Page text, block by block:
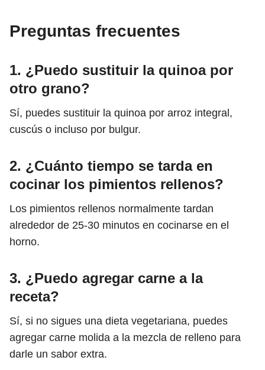
Preguntas frecuentes
1. ¿Puedo sustituir la quinoa por
otro grano?
Sí, puedes sustituir la quinoa por arroz integral,
cuscús o incluso por bulgur.
2. ¿Cuánto tiempo se tarda en
cocinar los pimientos rellenos?
Los pimientos rellenos normalmente tardan
alrededor de 25-30 minutos en cocinarse en el
horno.
3. ¿Puedo agregar carne a la
receta?
Sí, si no sigues una dieta vegetariana, puedes
agregar carne molida a la mezcla de relleno para
darle un sabor extra.